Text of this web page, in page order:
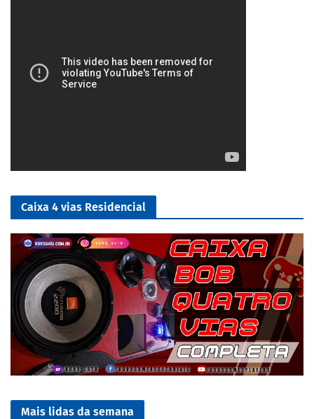
Caixa 4 vias Residencial
Mais lidas da semana